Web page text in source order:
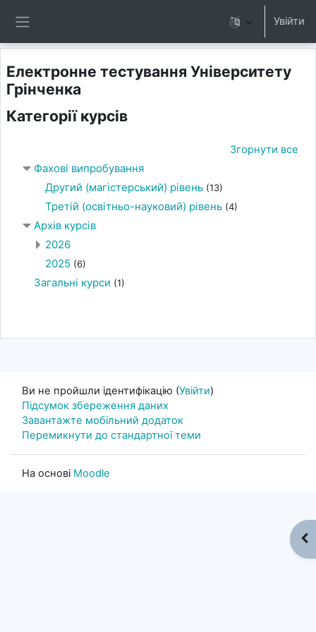
Увійти
Електронне тестування Університету
Грінченка
Категорії курсів
Згорнути все
Фахові випробування
Другий (магістерський) рівень (13)
Третій (освітньо-науковий) рівень (4)
Архів курсів
2026
2025 (6)
Загальні курси (1)
Ви не пройшли ідентифікацію (Увійти)
Підсумок збереження даних
Завантажте мобільний додаток
Перемикнути до стандартної теми
На основі Moodle